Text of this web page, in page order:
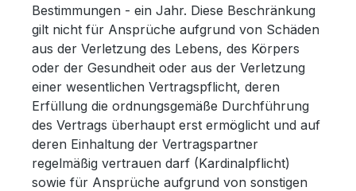
Bestimmungen - ein Jahr. Diese Beschränkung
gilt nicht für Ansprüche aufgrund von Schäden
aus der Verletzung des Lebens, des Körpers
oder der Gesundheit oder aus der Verletzung
einer wesentlichen Vertragspflicht, deren
Erfüllung die ordnungsgemäße Durchführung
des Vertrags überhaupt erst ermöglicht und auf
deren Einhaltung der Vertragspartner
regelmäßig vertrauen darf (Kardinalpflicht)
sowie für Ansprüche aufgrund von sonstigen